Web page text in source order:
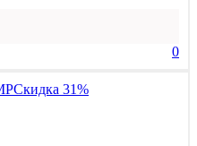
0
Скидка 31%